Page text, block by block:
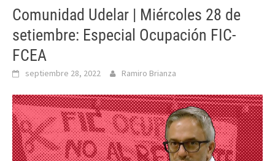
Comunidad Udelar | Miércoles 28 de
setiembre: Especial Ocupación FIC-
FCEA
septiembre 28, 2022 Ramiro Brianza